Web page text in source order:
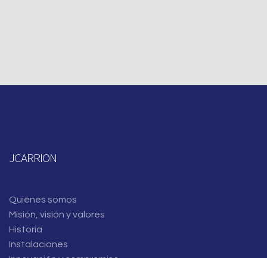
JCARRION
Quiénes somos
Misión, visión y valores
Historia
Instalaciones